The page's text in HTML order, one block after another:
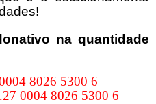
na quantidade
8026 5300 6
0004 8026 5300 6